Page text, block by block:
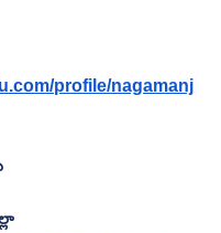
profile/nagamanj